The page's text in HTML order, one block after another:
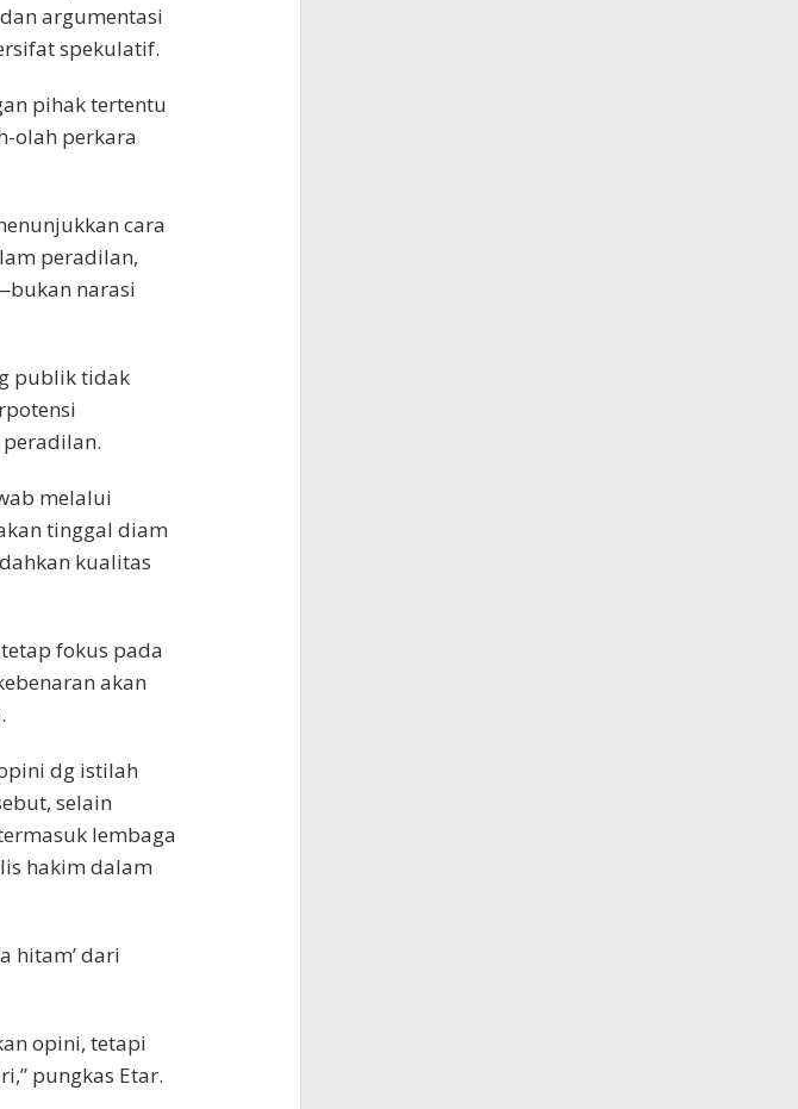
argumentasi
spekulatif.
pihak tertentu
olah perkara
cara
peradilan,
narasi
publik tidak
melalui
tinggal diam
kualitas
fokus pada
akan
dg istilah
selain
lembaga
hakim dalam
hitam’ dari
opini, tetapi
pungkas Etar.